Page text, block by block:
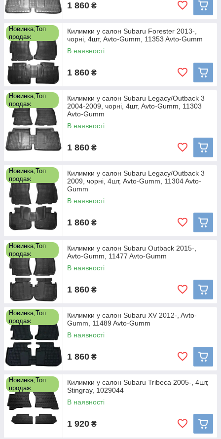
1 860 ₴
Новинка;Топ
продаж
Килимки у салон Subaru Forester 2013-,
чорні, 4шт, Avto-Gumm, 11353 Avto-Gumm
В наявності
1 860 ₴
Новинка;Топ
продаж
Килимки у салон Subaru Legacy/Outback 3
2004-2009, чорні, 4шт, Avto-Gumm, 11303
Avto-Gumm
В наявності
1 860 ₴
Новинка;Топ
продаж
Килимки у салон Subaru Legacy/Outback 3
2009, чорні, 4шт, Avto-Gumm, 11304 Avto-
Gumm
В наявності
1 860 ₴
Новинка;Топ
продаж
Килимки у салон Subaru Outback 2015-,
Avto-Gumm, 11477 Avto-Gumm
В наявності
1 860 ₴
Новинка;Топ
продаж
Килимки у салон Subaru XV 2012-, Avto-
Gumm, 11489 Avto-Gumm
В наявності
1 860 ₴
Новинка;Топ
продаж
Килимки у салон Subaru Tribeca 2005-, 4шт,
Stingray, 1029044
В наявності
1 920 ₴